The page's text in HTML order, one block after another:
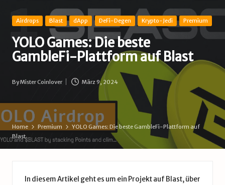
i
n
-
B
d
e
Posted
Airdrops Blast dApp DeFi-Degen Krypto-Jedi Premium
YOLO Games: Die beste
GambleFi-Plattform auf Blast
Posted
ByMister Coinlover März 9, 2024
Home Premium
YOLO Games: Die beste GambleFi-Plattform auf
Blast
In diesem Artikel geht es um ein Projekt auf Blast, über